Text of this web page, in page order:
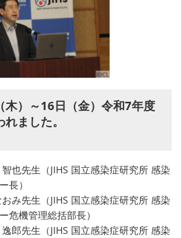
）～16日（金）令和7年度
ました。
也先生（JIHS 国立感染症研究所 感染
長）
国立感染症研究所 感染
危機管理総括部長）
国立感染症研究所 感染